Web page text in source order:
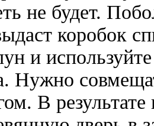
не будет.
коробок
и
Нужно
В